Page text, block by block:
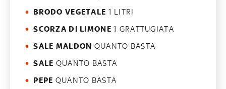
BRODO VEGETALE 1 LITRI
SCORZA DI LIMONE 1 GRATTUGIATA
SALE MALDON QUANTO BASTA
SALE QUANTO BASTA
PEPE QUANTO BASTA